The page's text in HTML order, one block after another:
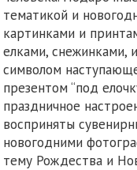
тематикой и
картинками и
елками, снежинками,
символом
презентом “под
праздничное
восприняты
новогодними
тему Рождества и